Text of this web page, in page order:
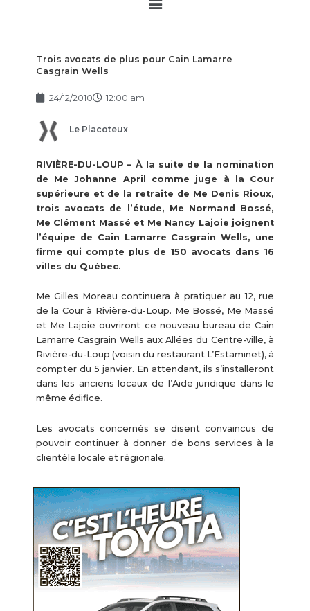
Trois avocats de plus pour Cain Lamarre
Casgrain Wells
24/12/2010 12:00 am
Le Placoteux
RIVIÈRE-DU-LOUP – À la suite de la nomination
de Me Johanne April comme juge à la Cour
supérieure et de la retraite de Me Denis Rioux,
trois avocats de l’étude, Me Normand Bossé,
Me Clément Massé et Me Nancy Lajoie joignent
l’équipe de Cain Lamarre Casgrain Wells, une
firme qui compte plus de 150 avocats dans 16
villes du Québec.
Me Gilles Moreau continuera à pratiquer au 12, rue
de la Cour à Rivière-du-Loup. Me Bossé, Me Massé
et Me Lajoie ouvriront ce nouveau bureau de Cain
Lamarre Casgrain Wells aux Allées du Centre-ville, à
Rivière-du-Loup (voisin du restaurant L’Estaminet), à
compter du 5 janvier. En attendant, ils s’installeront
dans les anciens locaux de l’Aide juridique dans le
même édifice.
Les avocats concernés se disent convaincus de
pouvoir continuer à donner de bons services à la
clientèle locale et régionale.